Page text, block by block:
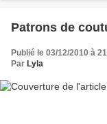
Patrons de
Publié le 03/12/2010 à
Par Lyla